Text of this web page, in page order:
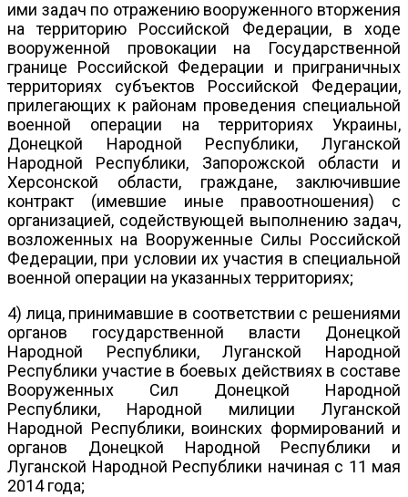
ими задач по отражению вооруженного вторжения
на территорию Российской Федерации, в ходе
вооруженной провокации на Государственной
границе Российской Федерации и приграничных
территориях субъектов Российской Федерации,
прилегающих к районам проведения специальной
военной операции на территориях Украины,
Донецкой Народной Республики, Луганской
Народной Республики, Запорожской области и
Херсонской области, граждане, заключившие
контракт (имевшие иные правоотношения) с
организацией, содействующей выполнению задач,
возложенных на Вооруженные Силы Российской
Федерации, при условии их участия в специальной
военной операции на указанных территориях;
4) лица, принимавшие в соответствии с решениями
органов государственной власти Донецкой
Народной Республики, Луганской Народной
Республики участие в боевых действиях в составе
Вооруженных Сил Донецкой Народной
Республики, Народной милиции Луганской
Народной Республики, воинских формирований и
органов Донецкой Народной Республики и
Луганской Народной Республики начиная с 11 мая
2014 года;